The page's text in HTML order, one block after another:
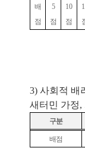
배
점
5
점
10
점
3) 사회적 배
새터민 가정,
구분
배점